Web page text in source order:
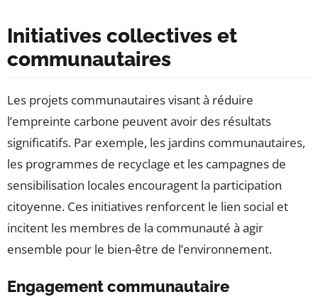
Initiatives collectives et
communautaires
Les projets communautaires visant à réduire
l’empreinte carbone peuvent avoir des résultats
significatifs. Par exemple, les jardins communautaires,
les programmes de recyclage et les campagnes de
sensibilisation locales encouragent la participation
citoyenne. Ces initiatives renforcent le lien social et
incitent les membres de la communauté à agir
ensemble pour le bien-être de l’environnement.
Engagement communautaire